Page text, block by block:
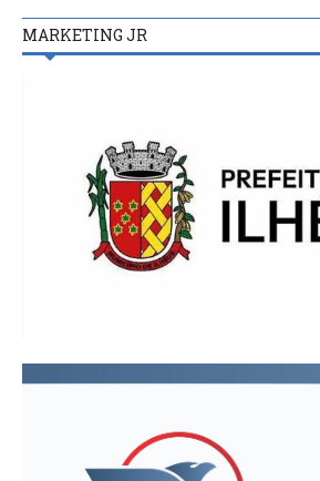
MARKETING JR